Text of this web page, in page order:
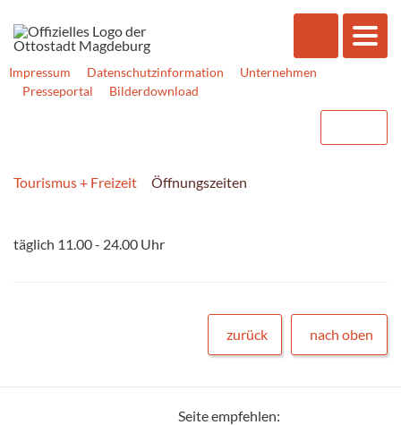
Impressum Datenschutzinformation
Unternehmen
Presseportal
Bilderdownload
Tourismus + Freizeit Öffnungszeiten
täglich 11.00 - 24.00 Uhr
zurück nach oben
Seite empfehlen: